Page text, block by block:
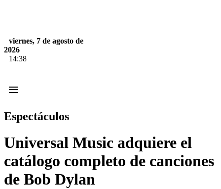
viernes, 7 de agosto de
2026
14:38
≡
Espectáculos
Universal Music adquiere el
catálogo completo de canciones
de Bob Dylan